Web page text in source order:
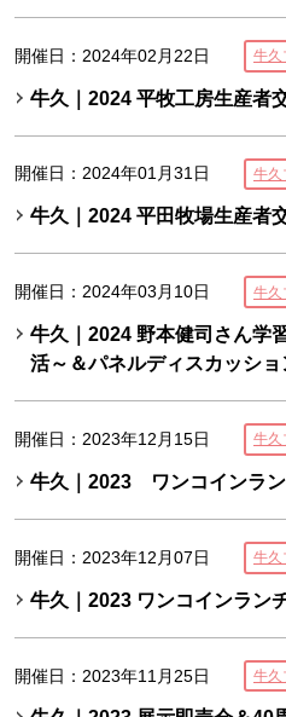
開催日：2024年02月22日 牛久
牛久｜2024 平牧工房生産者
開催日：2024年01月31日 牛久
牛久｜2024 平田牧場生産者
開催日：2024年03月10日 牛久
牛久｜2024 野本健司さん学
活～＆パネルディスカッショ
開催日：2023年12月15日 牛久
牛久｜2023 ワンコインラ
開催日：2023年12月07日 牛久
牛久｜2023 ワンコインラン
開催日：2023年11月25日 牛久